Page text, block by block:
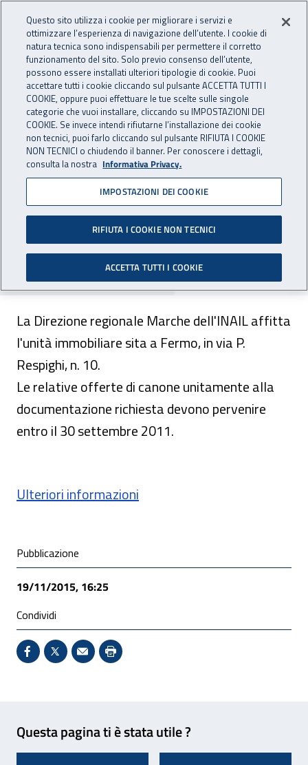
INAIL - Istituto Nazionale
Apri cerca
Navigazione principale
Navigazione - Ti trovi in:
Home Inail comunica Avvisi
Fermo affitto immobile
La Direzione regionale Marche dell’INAIL affitta
l’unità immobiliare sita a Fermo, in via P.
Respighi, n. 10. Le relative offerte di canone
unitamente alla documentazione richiesta
devono pervenire entro il 30 settembre 2011.
La Direzione regionale Marche dell'INAIL affitta
l'unità immobiliare sita a Fermo, in via P.
Respighi, n. 10.
Le relative offerte di canone unitamente alla
documentazione richiesta devono pervenire
entro il 30 settembre 2011.
Ulteriori informazioni
Condivisione social
Pubblicazione
19/11/2015, 16:25
Condividi
Condividi su Facebook - Sito esterno - Apertura in
X - Sito esterno - Apertura in nuova finestra
Invio Mail: apre il programma di posta
Stampa pagina: scelta meno
Questa pagina ti è stata utile ?
Questo sito utilizza i cookie per migliorare i servizi e
ottimizzare l’esperienza di navigazione dell’utente. I cookie di
natura tecnica sono indispensabili per permettere il corretto
funzionamento del sito. Solo previo consenso dell’utente,
possono essere installati ulteriori tipologie di cookie. Puoi
accettare tutti i cookie cliccando sul pulsante ACCETTA TUTTI I
COOKIE, oppure puoi effettuare le tue scelte sulle singole
categorie che vuoi installare, cliccando su IMPOSTAZIONI DEI
COOKIE. Se invece intendi rifiutarne l’installazione dei cookie
non tecnici, puoi farlo cliccando sul pulsante RIFIUTA I COOKIE
NON TECNICI o chiudendo il banner. Per conoscere i dettagli,
consulta la nostra Informativa Privacy.
IMPOSTAZIONI DEI COOKIE
RIFIUTA I COOKIE NON TECNICI
ACCETTA TUTTI I COOKIE